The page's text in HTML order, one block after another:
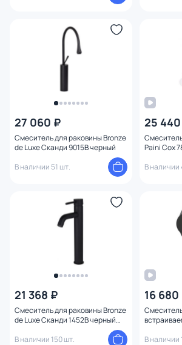
27 060 ₽
Смеситель для раковины Bronze
de Luxe Сканди 9015B черный
В наличии 51 шт.
25
Paini Cox
В наличии
21 368 ₽
Смеситель для раковины Bronze
de Luxe Сканди 1452B черный
В наличии 150 шт.
16 680
В наличии
Конструкция